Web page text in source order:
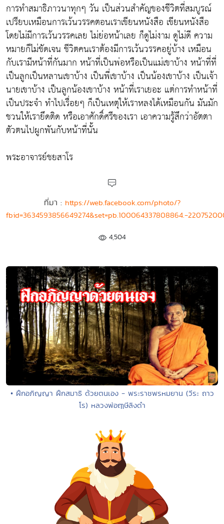
การทำสมาธิภาวนาทุกๆ วัน เป็นส่วนสำคัญของชีวิตที่สมบูรณ์
เปรียบเหมือนการเว้นวรรคตอนเราเขียนหนังสือ เขียนหนังสือ
โดยไม่มีการเว้นวรรคเลย ไม่ย่อหน้าเลย ก็ดูไม่งาม ดูไม่ดี ความ
หมายก็ไม่ชัดเจน ชีวิตคนเราต้องมีการเว้นวรรคอยู่บ้าง เหมือน
กับเรามีหน้าที่กันมาก หน้าที่เป็นพ่อหรือเป็นแม่เขาบ้าง หน้าที่ที่
เป็นลูกเป็นหลานเขาบ้าง เป็นพี่เขาบ้าง เป็นน้องเขาบ้าง เป็นเจ้า
นายเขาบ้าง เป็นลูกน้องเขาบ้าง หน้าที่เราเยอะ แต่การทำหน้าที่
เป็นประจำ ทำไปเรื่อยๆ ก็เป็นเหตุให้เราหลงได้เหมือนกัน มันมัก
ชวนให้เรายึดติด หรือเอาศักดิ์ศรีของเรา เอาความรู้สึกว่าอัตตา
ตัวตนไปผูกพันกับหน้าที่นั้น
พระอาจารย์ชยสาโร
ที่มา : https://web.facebook.com/photo/?
fbid=3634593856649274&set=pb.100064337808864.-
4,504
• ฝึกอภิญญา ฝึกสมาธิ ด้วยตนเอง - พระราชพรหมยาน (วีระ ถาว
โร) หลวงพ่อฤๅษีลิงดำ